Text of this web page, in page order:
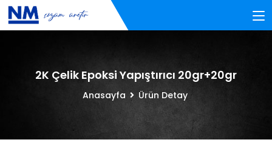
2K Çelik Epoksi Yapıştırıcı 20gr+20gr
Anasayfa Ürün Detay